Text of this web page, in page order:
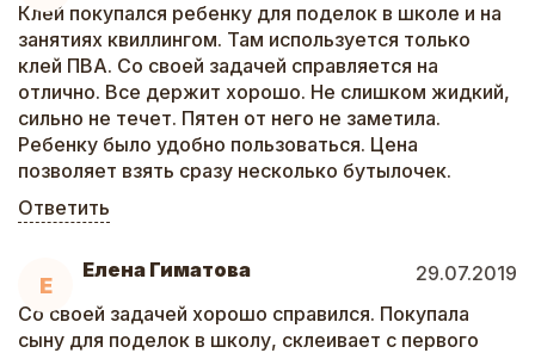
Клей покупался ребенку для поделок в школе и на
занятиях квиллингом. Там используется только
клей ПВА. Со своей задачей справляется на
отлично. Все держит хорошо. Не слишком жидкий,
сильно не течет. Пятен от него не заметила.
Ребенку было удобно пользоваться. Цена
позволяет взять сразу несколько бутылочек.
Ответить
Е
Елена Гиматова
29.07.2019
Со своей задачей хорошо справился. Покупала
сыну для поделок в школу, склеивает с первого